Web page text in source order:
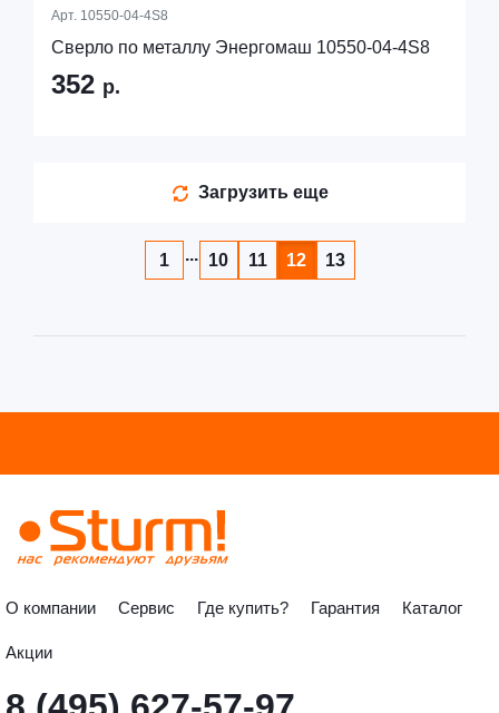
Арт. 10550-04-4S8
Сверло по металлу Энергомаш 10550-04-4S8
352 р.
Загрузить еще
1 ... 10 11 12 13
О компании Сервис Где купить? Гарантия Каталог
Акции